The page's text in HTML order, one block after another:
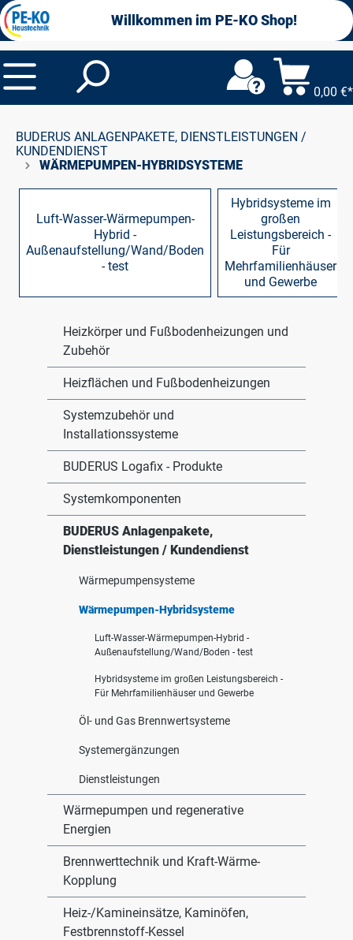
springen Willkommen im PE-KO Shop!
0,00 €*
BUDERUS ANLAGENPAKETE, DIENSTLEISTUNGEN /
KUNDENDIENST
WÄRMEPUMPEN-HYBRIDSYSTEME
Luft-Wasser-Wärmepumpen-
Hybrid -
Außenaufstellung/Wand/Boden
- test
Hybridsysteme im
großen
Leistungsbereich -
Für
Mehrfamilienhäuser
und Gewerbe
Heizkörper und Fußbodenheizungen und
Zubehör
Heizflächen und Fußbodenheizungen
Systemzubehör und
Installationssysteme
BUDERUS Logafix - Produkte
Systemkomponenten
BUDERUS Anlagenpakete,
Dienstleistungen / Kundendienst
Wärmepumpensysteme
Wärmepumpen-Hybridsysteme
Luft-Wasser-Wärmepumpen-Hybrid -
Außenaufstellung/Wand/Boden - test
Hybridsysteme im großen Leistungsbereich -
Für Mehrfamilienhäuser und Gewerbe
Öl- und Gas Brennwertsysteme
Systemergänzungen
Dienstleistungen
Wärmepumpen und regenerative
Energien
Brennwerttechnik und Kraft-Wärme-
Kopplung
Heiz-/Kamineinsätze, Kaminöfen,
Festbrennstoff-Kessel